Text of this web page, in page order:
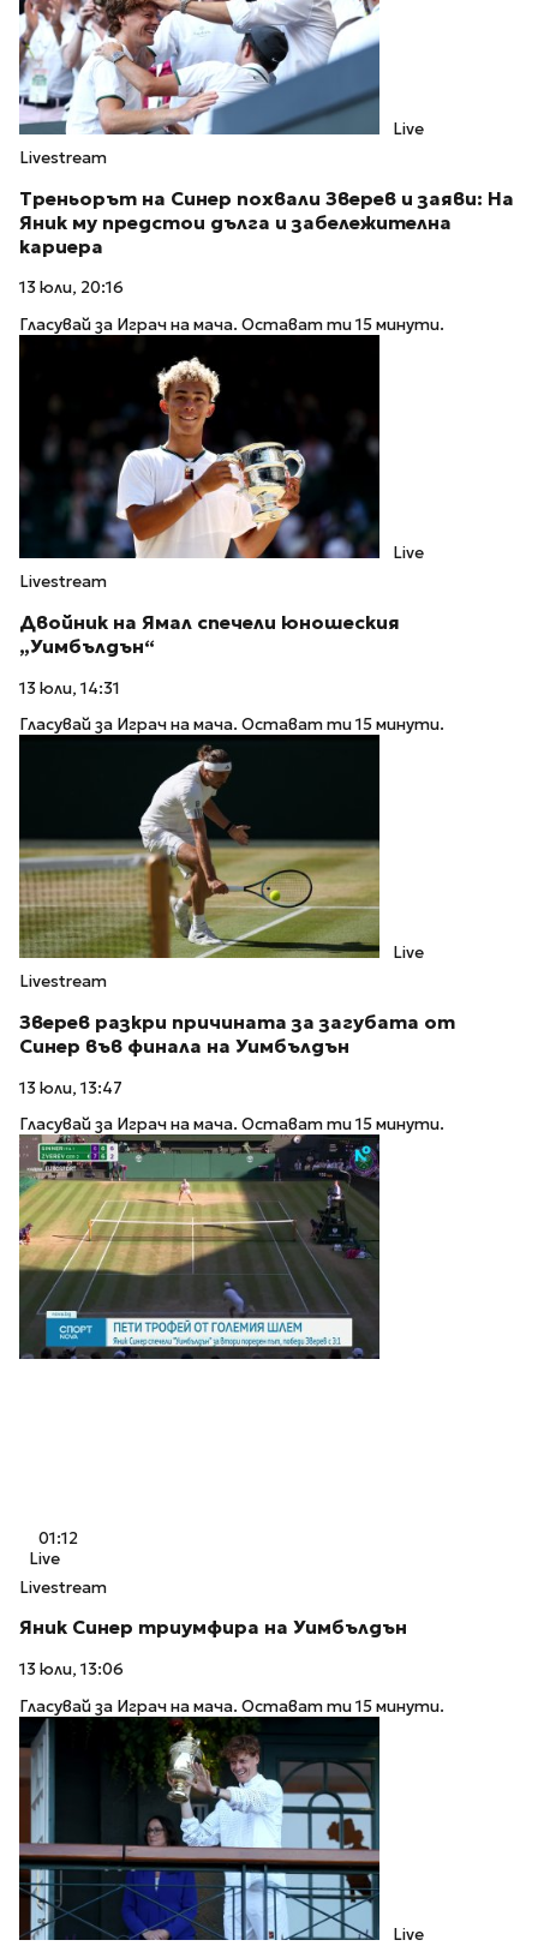
Live
Livestream
Треньорът на Синер похвали Зверев и заяви: На
Яник му предстои дълга и забележителна
кариера
13 юли, 20:16
Гласувай за Играч на мача. Остават ти 15 минути.
Live
Livestream
Двойник на Ямал спечели юношеския
„Уимбълдън“
13 юли, 14:31
Гласувай за Играч на мача. Остават ти 15 минути.
Live
Livestream
Зверев разкри причината за загубата от
Синер във финала на Уимбълдън
13 юли, 13:47
Гласувай за Играч на мача. Остават ти 15 минути.
01:12
Live
Livestream
Яник Синер триумфира на Уимбълдън
13 юли, 13:06
Гласувай за Играч на мача. Остават ти 15 минути.
Live